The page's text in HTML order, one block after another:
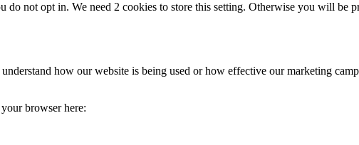
do not opt in. We need 2 cookies to store this setting. Otherwise you will be
how our website is being used or how effective our marketing
browser here: